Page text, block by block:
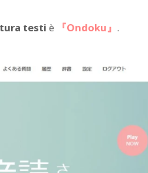
testi è 『Ondoku』 .